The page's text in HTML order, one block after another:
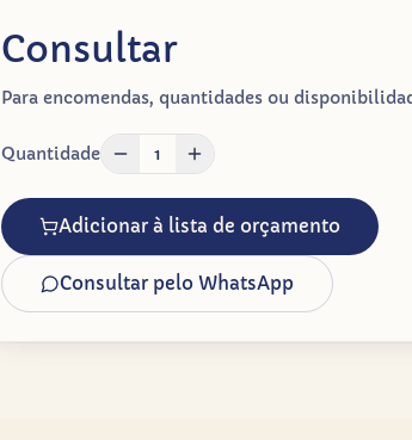
Consultar
Para encomendas, quantidades ou
Quantidade 1
Adicionar à lista de orçamento
Consultar pelo WhatsApp